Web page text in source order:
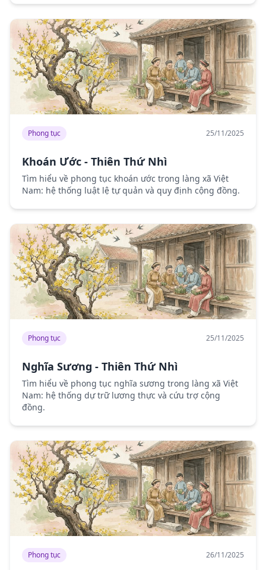
Phong tục 25/11/2025
Khoán Ước - Thiên Thứ Nhì
Tìm hiểu về phong tục khoán ước trong làng xã Việt
Nam: hệ thống luật lệ tự quản và quy định cộng đồng.
Phong tục 25/11/2025
Nghĩa Sương - Thiên Thứ Nhì
Tìm hiểu về phong tục nghĩa sương trong làng xã Việt
Nam: hệ thống dự trữ lương thực và cứu trợ cộng
đồng.
Phong tục 26/11/2025